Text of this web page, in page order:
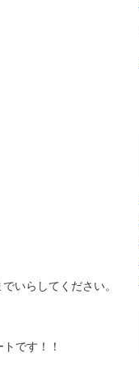
いらしてください。
です！！